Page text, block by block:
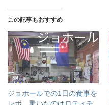
この記事もおすすめ
ジョホールでの1日の食事を